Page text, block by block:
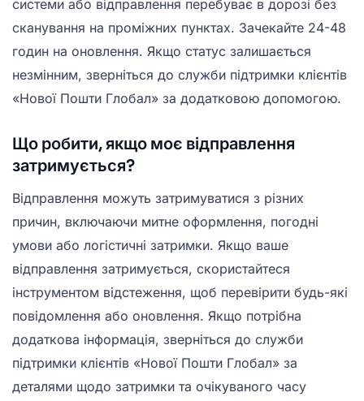
системи або відправлення перебуває в дорозі без
сканування на проміжних пунктах. Зачекайте 24-48
годин на оновлення. Якщо статус залишається
незмінним, зверніться до служби підтримки клієнтів
«Нової Пошти Глобал» за додатковою допомогою.
Що робити, якщо моє відправлення
затримується?
Відправлення можуть затримуватися з різних
причин, включаючи митне оформлення, погодні
умови або логістичні затримки. Якщо ваше
відправлення затримується, скористайтеся
інструментом відстеження, щоб перевірити будь-які
повідомлення або оновлення. Якщо потрібна
додаткова інформація, зверніться до служби
підтримки клієнтів «Нової Пошти Глобал» за
деталями щодо затримки та очікуваного часу